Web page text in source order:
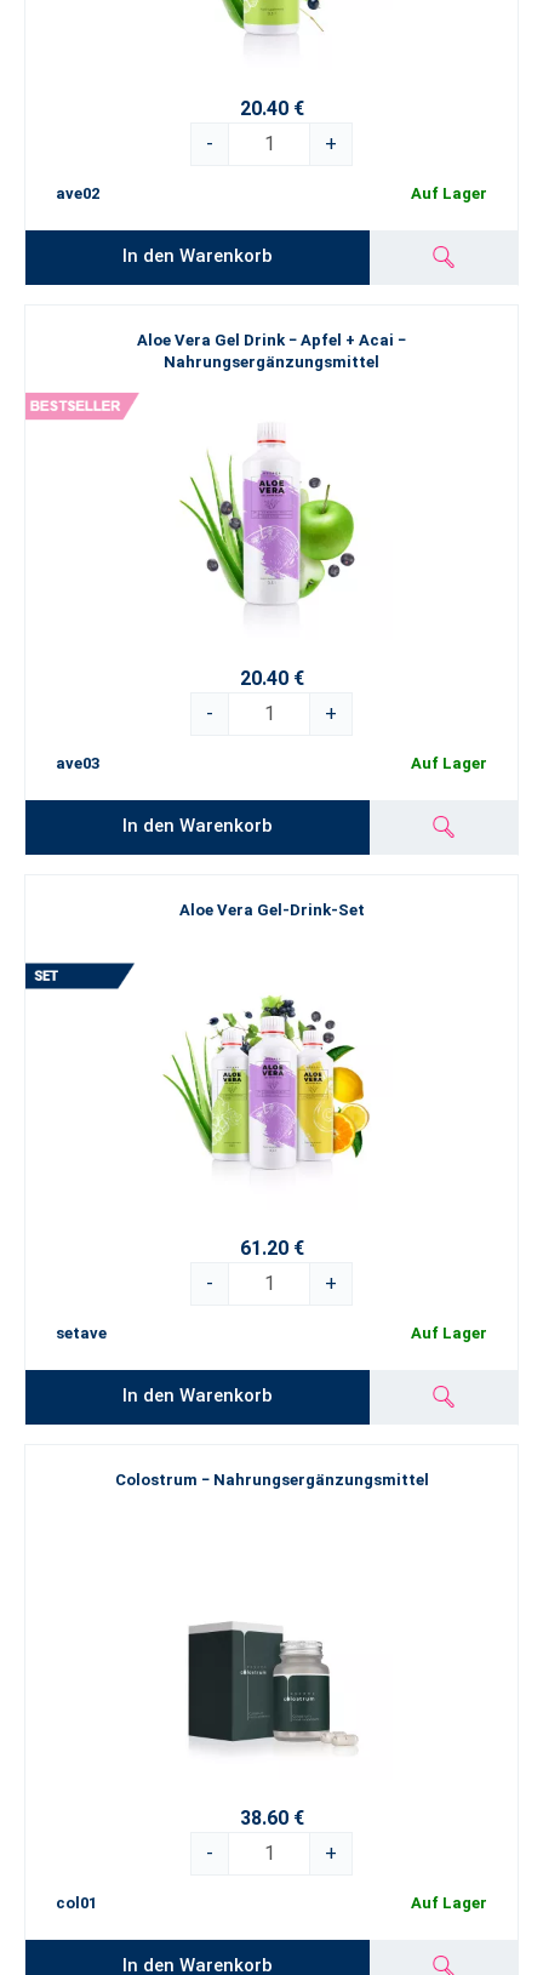
20.40 €
-
+
ave02 Auf Lager
In den Warenkorb
Aloe Vera Gel Drink − Apfel + Acai −
Nahrungsergänzungsmittel
20.40 €
-
+
ave03 Auf Lager
In den Warenkorb
Aloe Vera Gel-Drink-Set
61.20 €
-
+
setave Auf Lager
In den Warenkorb
Colostrum − Nahrungsergänzungsmittel
38.60 €
-
+
col01 Auf Lager
In den Warenkorb